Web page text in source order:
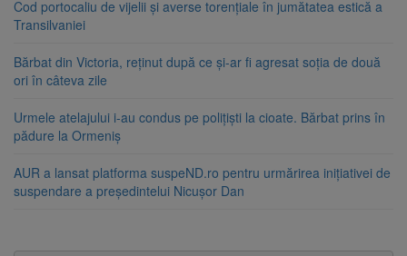
Cod portocaliu de vijelii și averse torențiale în jumătatea estică a
Transilvaniei
Bărbat din Victoria, reținut după ce și-ar fi agresat soția de două
ori în câteva zile
Urmele atelajului i-au condus pe polițiști la cioate. Bărbat prins în
pădure la Ormeniș
AUR a lansat platforma suspeND.ro pentru urmărirea inițiativei de
suspendare a președintelui Nicușor Dan